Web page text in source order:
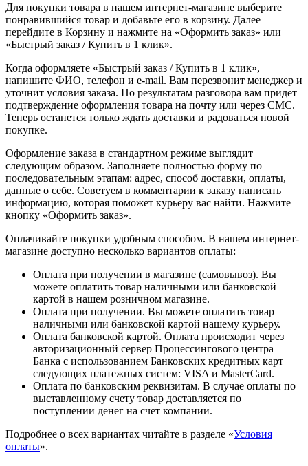
Для покупки товара в нашем интернет-магазине выберите
понравившийся товар и добавьте его в корзину. Далее
перейдите в Корзину и нажмите на «Оформить заказ» или
«Быстрый заказ / Купить в 1 клик».
Когда оформляете «Быстрый заказ / Купить в 1 клик»,
напишите ФИО, телефон и e-mail. Вам перезвонит менеджер и
уточнит условия заказа. По результатам разговора вам придет
подтверждение оформления товара на почту или через СМС.
Теперь останется только ждать доставки и радоваться новой
покупке.
Оформление заказа в стандартном режиме выглядит
следующим образом. Заполняете полностью форму по
последовательным этапам: адрес, способ доставки, оплаты,
данные о себе. Советуем в комментарии к заказу написать
информацию, которая поможет курьеру вас найти. Нажмите
кнопку «Оформить заказ».
Оплачивайте покупки удобным способом. В нашем интернет-
магазине доступно несколько вариантов оплаты:
Оплата при получении в магазине (самовывоз). Вы
можете оплатить товар наличными или банковской
картой в нашем розничном магазине.
Оплата при получении. Вы можете оплатить товар
наличными или банковской картой нашему курьеру.
Оплата банковской картой. Оплата происходит через
авторизационный сервер Процессингового центра
Банка с использованием Банковских кредитных карт
следующих платежных систем: VISA и MasterCard.
Оплата по банковским реквизитам. В случае оплаты по
выставленному счету товар доставляется по
поступлении денег на счет компании.
Подробнее о всех вариантах читайте в разделе «Условия
оплаты».